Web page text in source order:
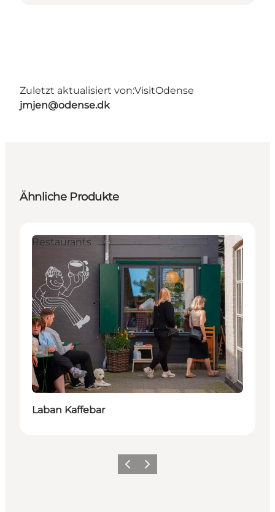
Zuletzt aktualisiert von:VisitOdense
jmjen@odense.dk
Ähnliche Produkte
Restaurants
Laban Kaffebar
ZurückWeiter